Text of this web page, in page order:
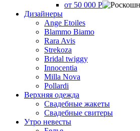
от 50 000 Р
Дизайнеры
Ange Etoiles
Blammo Biamo
Rara Avis
Strekoza
Bridal twiggy
Innocentia
Milla Nova
Pollardi
Верхняя одежда
Свадебные жакеты
Свадебные свитеры
Утро невесты